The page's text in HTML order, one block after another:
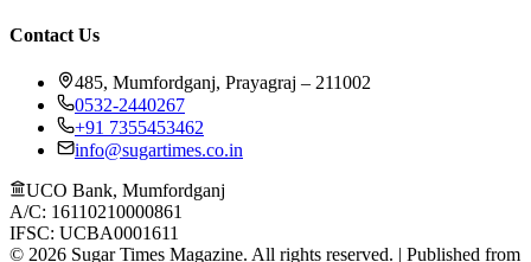
Contact Us
485, Mumfordganj, Prayagraj – 211002
0532-2440267
+91 7355453462
info@sugartimes.co.in
UCO Bank, Mumfordganj
A/C: 16110210000861
IFSC: UCBA0001611
© 2026 Sugar Times Magazine. All rights reserved. | Published from